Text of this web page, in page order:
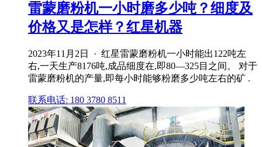
雷蒙磨粉机一小时磨多少吨？细度及
价格又是怎样？红星机器
2023年11月2日 · 红星雷蒙磨粉机一小时能出122吨左
右,一天生产8176吨,成品细度在,即80—325目之间。 对于
雷蒙磨粉机的产量,即每小时能够粉磨多少吨左右的矿 .
联系电话: 180 3780 8511